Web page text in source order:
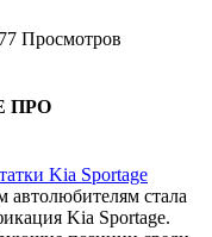
Просмотров
ПРО
Kia Sportage
автолюбителям стала
Kia Sportage.